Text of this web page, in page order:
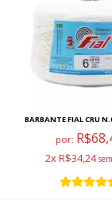
BARBANTE FIAL CRU
por:
2x R$34,24